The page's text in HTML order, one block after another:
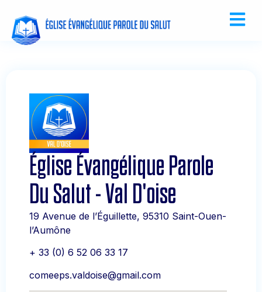
Église Évangélique Parole
Du Salut - Val D'oise
19 Avenue de l’Éguillette, 95310 Saint-Ouen-
l’Aumône
+ 33 (0) 6 52 06 33 17
comeeps.valdoise@gmail.com